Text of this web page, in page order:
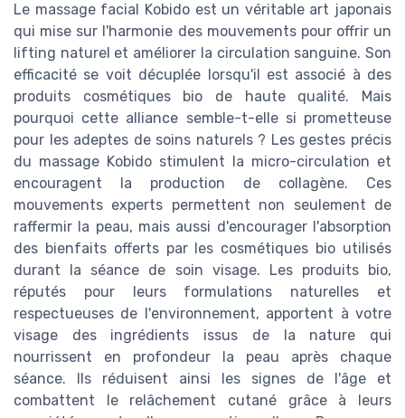
Le massage facial Kobido est un véritable art japonais
qui mise sur l'harmonie des mouvements pour offrir un
lifting naturel et améliorer la circulation sanguine. Son
efficacité se voit décuplée lorsqu'il est associé à des
produits cosmétiques bio de haute qualité. Mais
pourquoi cette alliance semble-t-elle si prometteuse
pour les adeptes de soins naturels ? Les gestes précis
du massage Kobido stimulent la micro-circulation et
encouragent la production de collagène. Ces
mouvements experts permettent non seulement de
raffermir la peau, mais aussi d'encourager l'absorption
des bienfaits offerts par les cosmétiques bio utilisés
durant la séance de soin visage. Les produits bio,
réputés pour leurs formulations naturelles et
respectueuses de l'environnement, apportent à votre
visage des ingrédients issus de la nature qui
nourrissent en profondeur la peau après chaque
séance. Ils réduisent ainsi les signes de l'âge et
combattent le relâchement cutané grâce à leurs